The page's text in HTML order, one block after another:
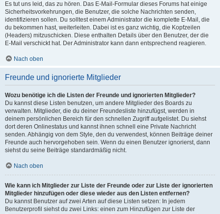
Es tut uns leid, das zu hören. Das E-Mail-Formular dieses Forums hat einige
Sicherheitsvorkehrungen, die Benutzer, die solche Nachrichten senden,
identifizieren sollen. Du solltest einem Administrator die komplette E-Mail, die
du bekommen hast, weiterleiten. Dabei ist es ganz wichtig, die Kopfzeilen
(Headers) mitzuschicken. Diese enthalten Details über den Benutzer, der die
E-Mail verschickt hat. Der Administrator kann dann entsprechend reagieren.
Nach oben
Freunde und ignorierte Mitglieder
Wozu benötige ich die Listen der Freunde und ignorierten Mitglieder?
Du kannst diese Listen benutzen, um andere Mitglieder des Boards zu
verwalten. Mitglieder, die du deiner Freundesliste hinzufügst, werden in
deinem persönlichen Bereich für den schnellen Zugriff aufgelistet. Du siehst
dort deren Onlinestatus und kannst ihnen schnell eine Private Nachricht
senden. Abhängig von dem Style, den du verwendest, können Beiträge deiner
Freunde auch hervorgehoben sein. Wenn du einen Benutzer ignorierst, dann
siehst du seine Beiträge standardmäßig nicht.
Nach oben
Wie kann ich Mitglieder zur Liste der Freunde oder zur Liste der ignorierten
Mitglieder hinzufügen oder diese wieder aus den Listen entfernen?
Du kannst Benutzer auf zwei Arten auf diese Listen setzen: In jedem
Benutzerprofil siehst du zwei Links: einen zum Hinzufügen zur Liste der